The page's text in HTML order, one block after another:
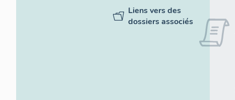
Liens vers des
dossiers associés